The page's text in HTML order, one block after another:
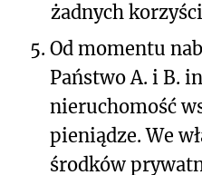
żadnych
5. Od momentu
Państwo A. i B.
nieruchomość
pieniądze. We
środków